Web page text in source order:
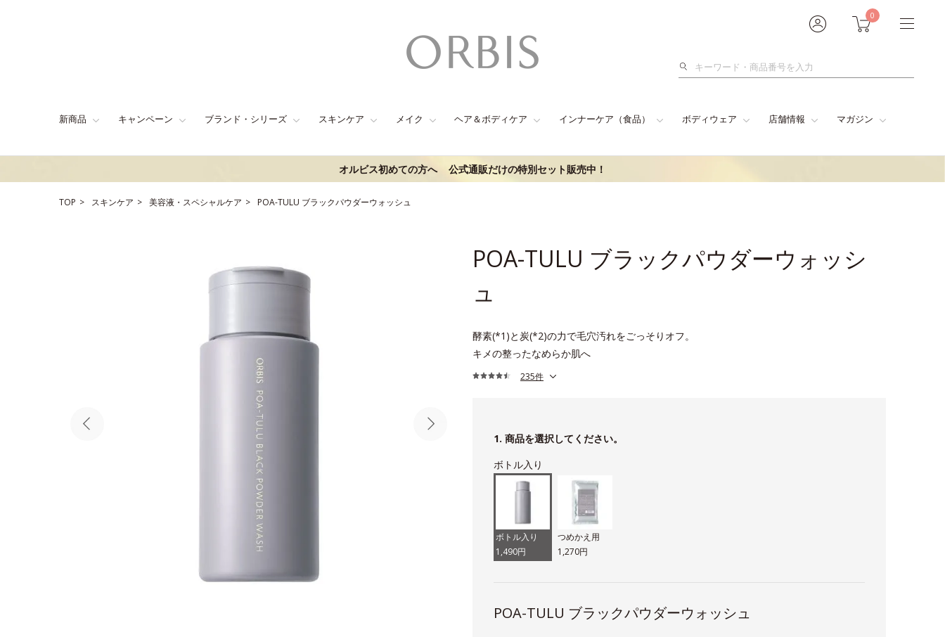
0
検
新商品 キャンペーン ブランド・シリーズ スキンケア メイク ヘア＆ボディケア インナーケア（食品） ボディウェア 店舗情報 マガジン
オルビス初めての方へ 公式通販だけの特別セット販売中！
TOP スキンケア 美容液・スペシャルケア POA-TULU ブラックパウダーウォッシュ
POA-TULU ブラックパウダーウォッシ
ュ
酵素(*1)と炭(*2)の力で毛穴汚れをごっそりオフ。
キメの整ったなめらか肌へ
235件
1. 商品を選択してください。
ボトル入り
ボトル入り
1,490円
つめかえ用
1,270円
POA-TULU ブラックパウダーウォッシュ